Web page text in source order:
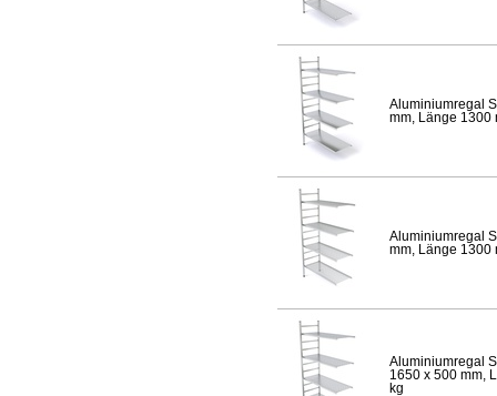
Aluminiumregal
mm, Länge 1300
Aluminiumregal
mm, Länge 1300
Aluminiumregal
1650 x 500 mm,
kg